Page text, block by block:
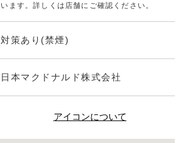
います。詳しくは店舗にご確認ください。
対策あり(禁煙)
日本マクドナルド株式会社
アイコンについて